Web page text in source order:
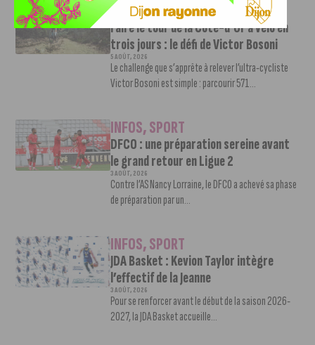
INFOS,SPORT
Faire le tour de la Côte-d’Or à vélo en
trois jours : le défi de Victor Bosoni
5 AOÛT, 2026
Le challenge que s’apprête à relever l’ultra-cycliste
Victor Bosoni est simple : parcourir 571...
INFOS,SPORT
DFCO : une préparation sereine avant
le grand retour en Ligue 2
3 AOÛT, 2026
Contre l’AS Nancy Lorraine, le DFCO a achevé sa phase
de préparation par un...
INFOS,SPORT
JDA Basket : Kevion Taylor intègre
l’effectif de la Jeanne
3 AOÛT, 2026
Pour se renforcer avant le début de la saison 2026-
2027, la JDA Basket accueille...